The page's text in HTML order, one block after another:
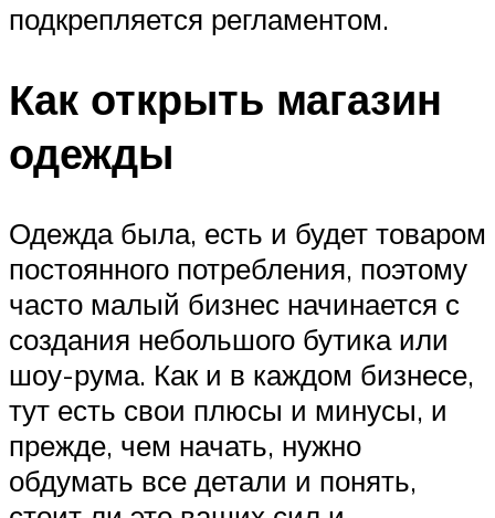
подкрепляется регламентом.
Как открыть магазин
одежды
Одежда была, есть и будет товаром
постоянного потребления, поэтому
часто малый бизнес начинается с
создания небольшого бутика или
шоу-рума. Как и в каждом бизнесе,
тут есть свои плюсы и минусы, и
прежде, чем начать, нужно
обдумать все детали и понять,